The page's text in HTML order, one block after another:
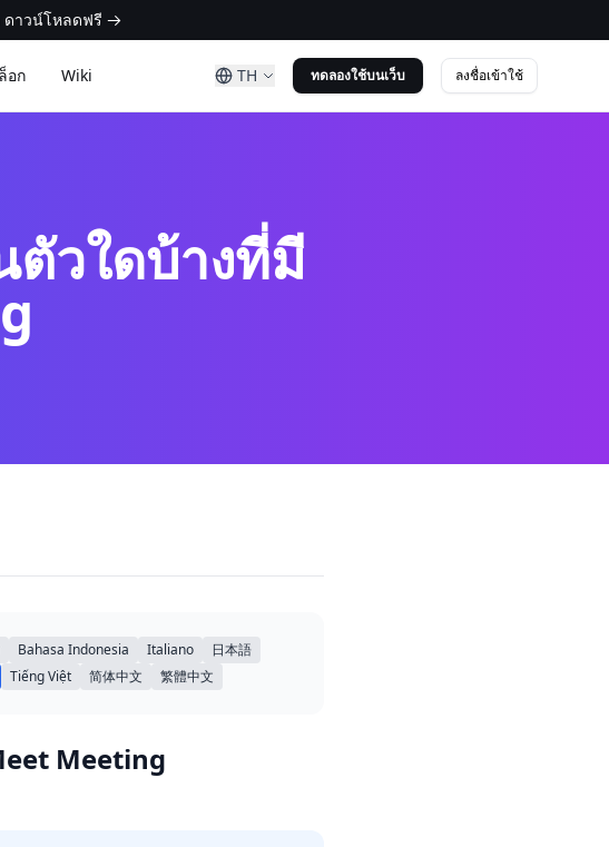
ดาวน์โหลดฟรี →
อก Wiki TH ทดลองใช้บนเว็บ ลงชื่อเข้าใช้
ตัวใดบ้างที่มี
Bahasa Indonesia Italiano
日本語
Tiếng Việt 简体中文 繁體中文
Meeting